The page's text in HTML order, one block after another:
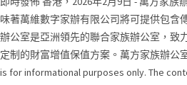
味著萬維數字家辦有限公司將可提供包含
辦公室是亞洲領先的聯合家族辦公室，致
定制的財富增值保值方案。萬方家族辦公
is for informational purposes only. The